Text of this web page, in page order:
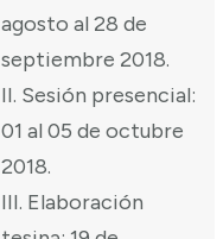
agosto al 28 de
septiembre 2018.
II. Sesión presencial:
01 al 05 de octubre
2018.
III. Elaboración